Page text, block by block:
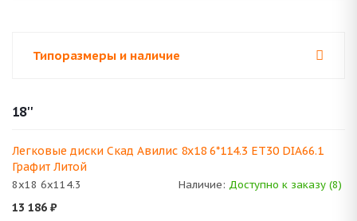
Типоразмеры и наличие
18''
Легковые диски Скад Авилис 8x18 6*114.3 ET30 DIA66.1
Графит Литой
8x18 6x114.3 Наличие: Доступно к заказу (8)
13 186 ₽